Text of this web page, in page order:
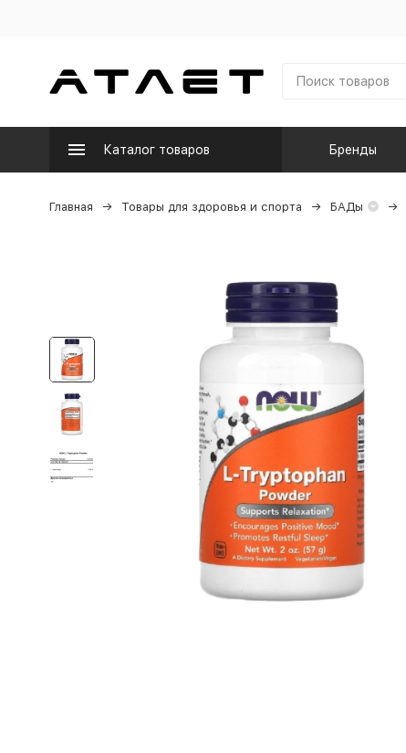
Каталог товаров Бренды
Главная Товары для здоровья и спорта БАДы